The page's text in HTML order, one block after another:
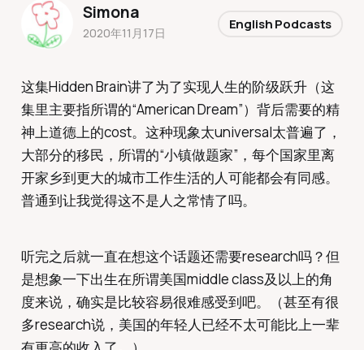
这集Hidden Brain讲了为了实现人生的阶级跃升（这
集里主要指所谓的“American Dream”）背后需要的精
神上道德上的cost。这种现象太universal太普遍了，
大部分的移民，所谓的“小镇做题家”，每个国家里离
开家乡到更大的城市工作生活的人可能都会有同感。
普通到让我觉得这不是人之常情了吗。
听完之后就一直在想这个话题还需要research吗？但
是想象一下出生在所谓美国middle class及以上的角
度来说，确实是比较容易很难感受到吧。（甚至有很
多research说，美国的年轻人已经不太可能比上一辈
Simona
2020年11月17日
English Podcasts